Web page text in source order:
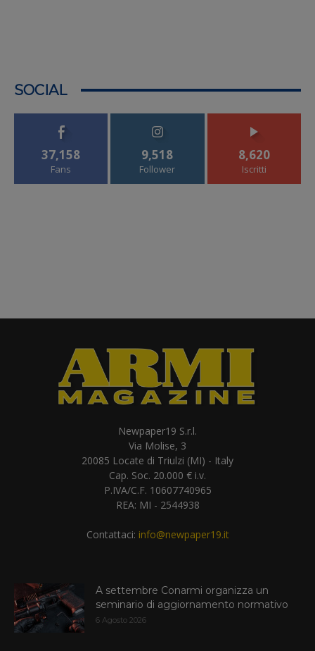
SOCIAL
37,158
Fans
9,518
Follower
8,620
Iscritti
Newpaper19 S.r.l.
Via Molise, 3
20085 Locate di Triulzi (MI) - Italy
Cap. Soc. 20.000 € i.v.
P.IVA/C.F. 10607740965
REA: MI - 2544938
Contattaci: info@newpaper19.it
A settembre Conarmi organizza un
seminario di aggiornamento normativo
6 Agosto 2026